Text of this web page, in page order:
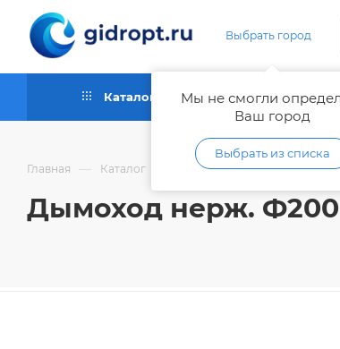
Выбрать город
Мы не смогли
Ваш город
Выбрать из списка
Каталог Как купить
Главная — Каталог Отопительное
Дымоход нерж. Ф200